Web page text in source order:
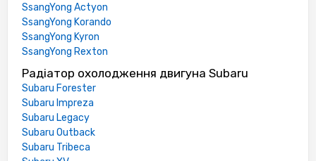
SsangYong Actyon
SsangYong Korando
SsangYong Kyron
SsangYong Rexton
Радіатор охолодження двигуна Subaru
Subaru Forester
Subaru Impreza
Subaru Legacy
Subaru Outback
Subaru Tribeca